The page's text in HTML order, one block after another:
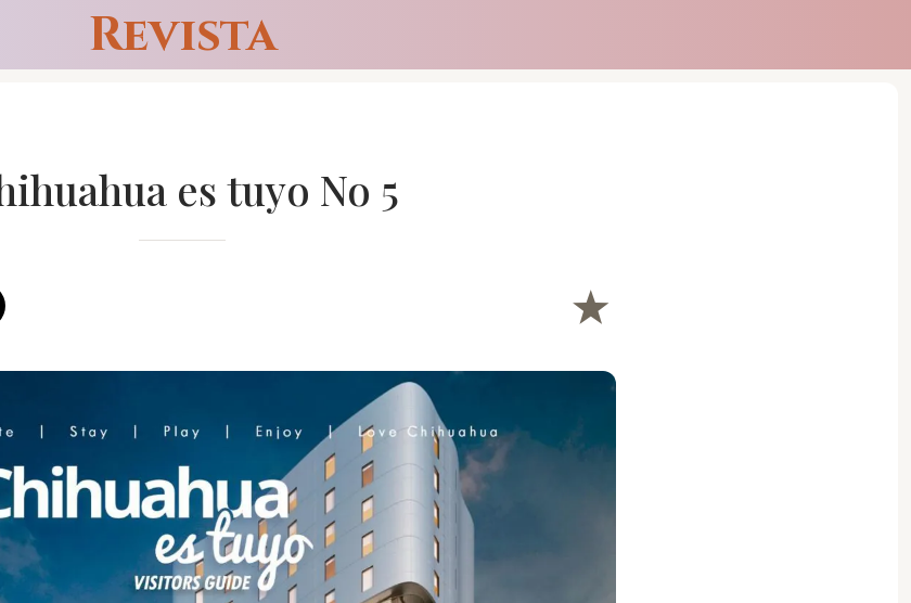
Revista
es tuyo No 5